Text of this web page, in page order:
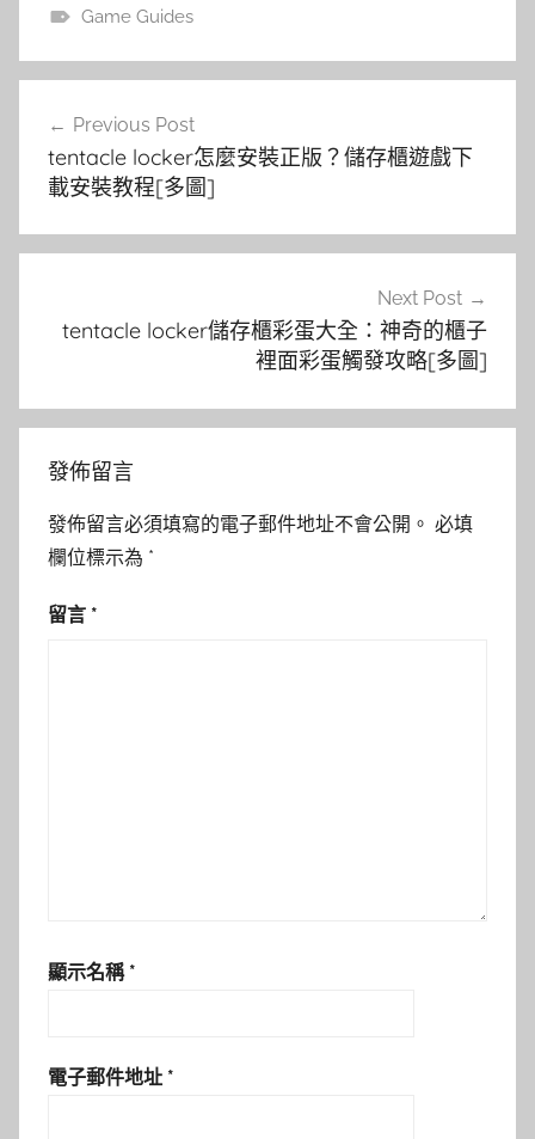
Game Guides
覽
Previous Post
tentacle locker怎麼安裝正版？儲存櫃遊戲下
載安裝教程[多圖]
Next Post
tentacle locker儲存櫃彩蛋大全：神奇的櫃子
裡面彩蛋觸發攻略[多圖]
發佈留言
發佈留言必須填寫的電子郵件地址不會公開。 必填
欄位標示為 *
留言 *
顯示名稱 *
電子郵件地址 *